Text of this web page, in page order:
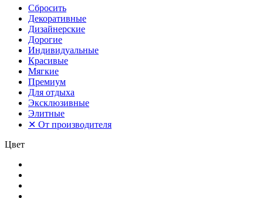
Сбросить
Декоративные
Дизайнерские
Дорогие
Индивидуальные
Красивые
Мягкие
Премиум
Для отдыха
Эксклюзивные
Элитные
✕ От производителя
Цвет